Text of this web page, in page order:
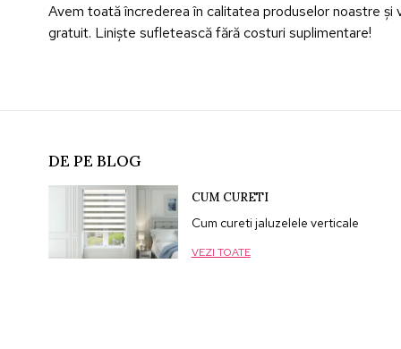
Avem toată încrederea în calitatea produselor noastre
gratuit. Liniște sufletească fără costuri suplimentare!
DE PE BLOG
CUM CURETI
Cum cureti jaluzelele verticale
VEZI TOATE